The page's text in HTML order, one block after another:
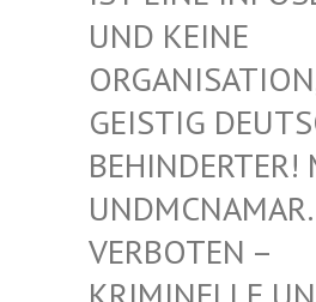
ND KEINE O
RGANISATION,
EISTIG
EHINDERTER!
NDMCNAMAR…
ERBOTEN – K